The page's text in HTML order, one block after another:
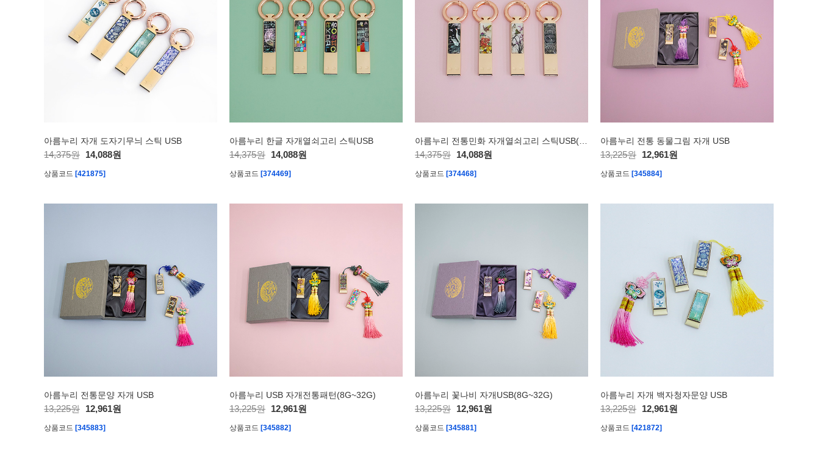
아름누리 자개 도자기무늬 스틱 USB
14,375원 14,088원
상품코드 [421875]
아름누리 한글 자개열쇠고리 스틱USB
14,375원 14,088원
상품코드 [374469]
14,375원 14,088원
상품코드 [374468]
아름누리 전통 동물그림 자개 USB
13,225원 12,961원
상품코드 [345884]
아름누리 전통문양 자개 USB
13,225원 12,961원
상품코드 [345883]
아름누리 USB 자개전통패턴(8G~32G)
13,225원 12,961원
상품코드 [345882]
아름누리 꽃나비 자개USB(8G~32G)
13,225원 12,961원
상품코드 [345881]
아름누리 자개 백자청자문양 USB
13,225원 12,961원
상품코드 [421872]